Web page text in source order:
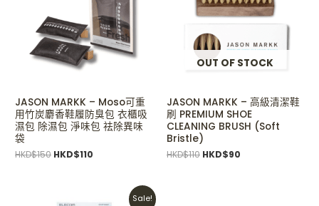
JASON MARKK – Moso可重
用竹炭麝香鞋履防臭包 衣櫃吸
濕包 除濕包 淨味包 祛除異味
袋
HKD$150 HKD$110
OUT OF STOCK
JASON MARKK – 高級清潔鞋
刷 PREMIUM SHOE
CLEANING BRUSH (Soft
Bristle)
HKD$110 HKD$90
Sale!
Current